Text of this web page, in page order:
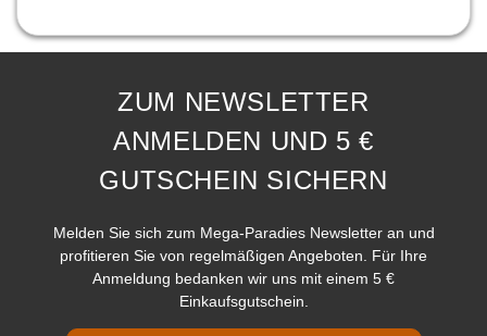
ZUM NEWSLETTER
ANMELDEN UND 5 €
GUTSCHEIN SICHERN
Melden Sie sich zum Mega-Paradies Newsletter an und
profitieren Sie von regelmäßigen Angeboten. Für Ihre
Anmeldung bedanken wir uns mit einem 5 €
Einkaufsgutschein.